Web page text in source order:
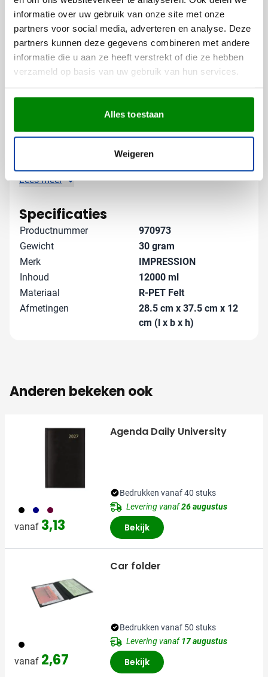
informatie over uw gebruik van onze site met onze
partners voor social media, adverteren en analyse. Deze
partners kunnen deze gegevens combineren met andere
informatie die u aan ze heeft verstrekt of die ze hebben
verzameld op basis van uw gebruik van hun services.
Alles toestaan
Weigeren
De vilten ondergrond biedt een uitstekend canvas voor
jouw logo of boodschap, waardoor je merk extra
opvalt in het dagelijkse straatbeeld.
Gratis digitaal voorbeeld van je
bedrukte rugzak
Benieuwd hoe jouw logo eruitziet op deze vilten
zodat je precies weet wat je kunt verwachten. Heb je
speciale wensen voor de bedrukking of wil je advies
met ons op - we helpen je graag verder om het
Lees meer
Specificaties
Productnummer
970973
Gewicht
30 gram
Merk
IMPRESSION
Inhoud
12000 ml
Materiaal
R-PET Felt
Afmetingen
28.5 cm x 37.5 cm x 12
cm (l x b x h)
Anderen bekeken ook
001 536 010
vanaf 3,13
Agenda Daily University
Bedrukken vanaf 40 stuks
Levering vanaf26 augustus
Bekijk
001
vanaf 2,67
Car folder
Bedrukken vanaf 50 stuks
Levering vanaf17 augustus
Bekijk